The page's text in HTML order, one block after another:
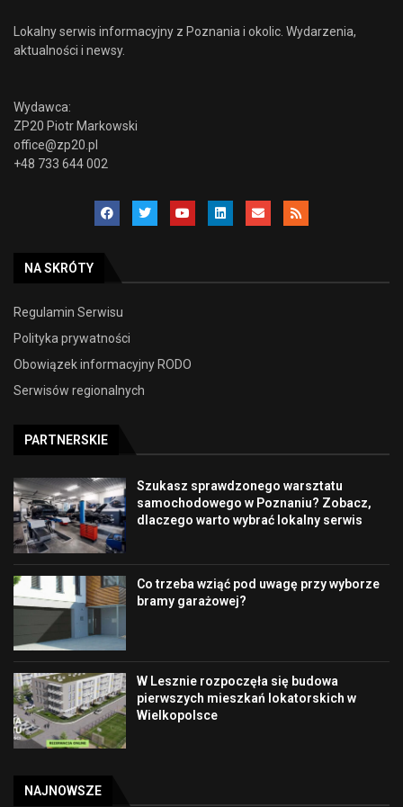
Lokalny serwis informacyjny z Poznania i okolic. Wydarzenia,
aktualności i newsy.
Wydawca:
ZP20 Piotr Markowski
office@zp20.pl
+48 733 644 002
NA SKRÓTY
Regulamin Serwisu
Polityka prywatności
Obowiązek informacyjny RODO
Serwisów regionalnych
PARTNERSKIE
Szukasz sprawdzonego warsztatu
samochodowego w Poznaniu? Zobacz,
dlaczego warto wybrać lokalny serwis
Co trzeba wziąć pod uwagę przy wyborze
bramy garażowej?
W Lesznie rozpoczęła się budowa
pierwszych mieszkań lokatorskich w
Wielkopolsce
NAJNOWSZE